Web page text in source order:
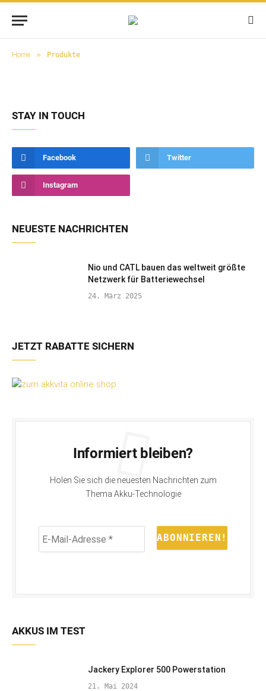
Home » Produkte
STAY IN TOUCH
Facebook Twitter
Instagram
NEUESTE NACHRICHTEN
Nio und CATL bauen das weltweit größte
Netzwerk für Batteriewechsel
24. März 2025
JETZT RABATTE SICHERN
Informiert bleiben?
Holen Sie sich die neuesten Nachrichten zum
Thema Akku-Technologie
Mail-
AKKUS IM TEST
Jackery Explorer 500 Powerstation
21. Mai 2024